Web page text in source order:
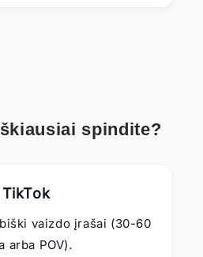
spindite?
TikTok
vaizdo įrašai (30-60
arba POV).